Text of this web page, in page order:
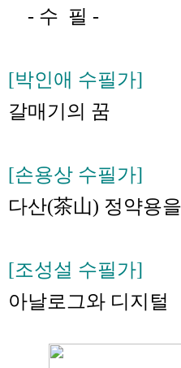
- 수 필 -
[박인애 수필가]
갈매기의 꿈
[손용상 수필가]
다산(茶山) 정약용
[조성설 수필가]
아날로그와 디지털